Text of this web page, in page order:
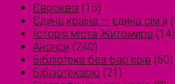
Євроквіз (15)
Єдина країна — єдина сім’я
Історія міста Житомира (14)
Анонси (240)
Бібліотека без бар'єрів (60)
Бібліотекарю (21)